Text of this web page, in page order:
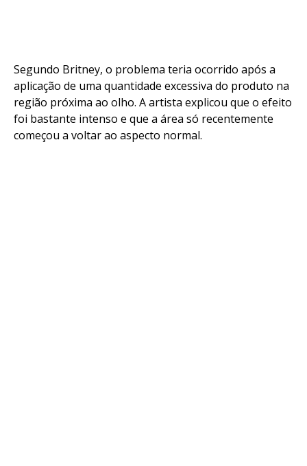
Segundo Britney, o problema teria ocorrido após a
aplicação de uma quantidade excessiva do produto na
região próxima ao olho. A artista explicou que o efeito
foi bastante intenso e que a área só recentemente
começou a voltar ao aspecto normal.